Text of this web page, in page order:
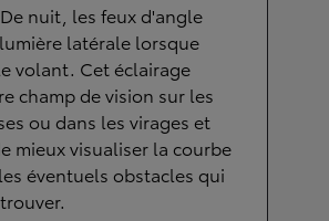
nuit, les feux d'angle
latérale lorsque
volant. Cet éclairage
champ de vision sur les
ou dans les virages et
mieux visualiser la courbe
éventuels obstacles qui